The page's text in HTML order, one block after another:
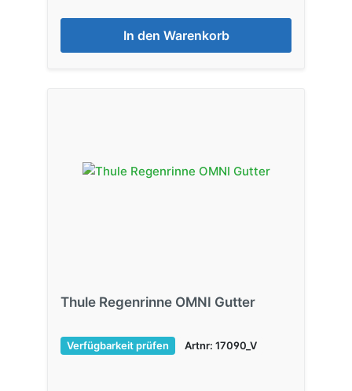
In den Warenkorb
Thule Regenrinne OMNI Gutter
Verfügbarkeit prüfen Artnr: 17090_V